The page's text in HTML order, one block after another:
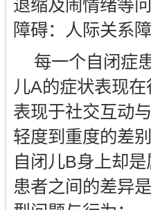
退缩及闹情绪等
障碍：人际关系
每一个自闭症
儿A的症状表现
表现于社交互动
轻度到重度的差
自闭儿B身上却
患者之间的差异